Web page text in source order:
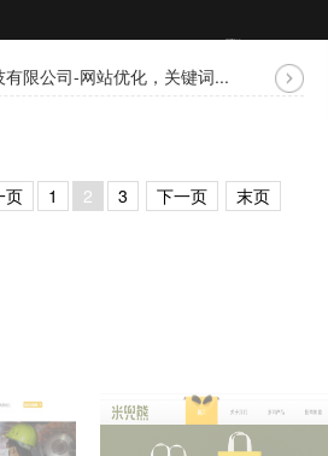
限公司-网站优化，关键词...
页 1 2 3 下一页 末页